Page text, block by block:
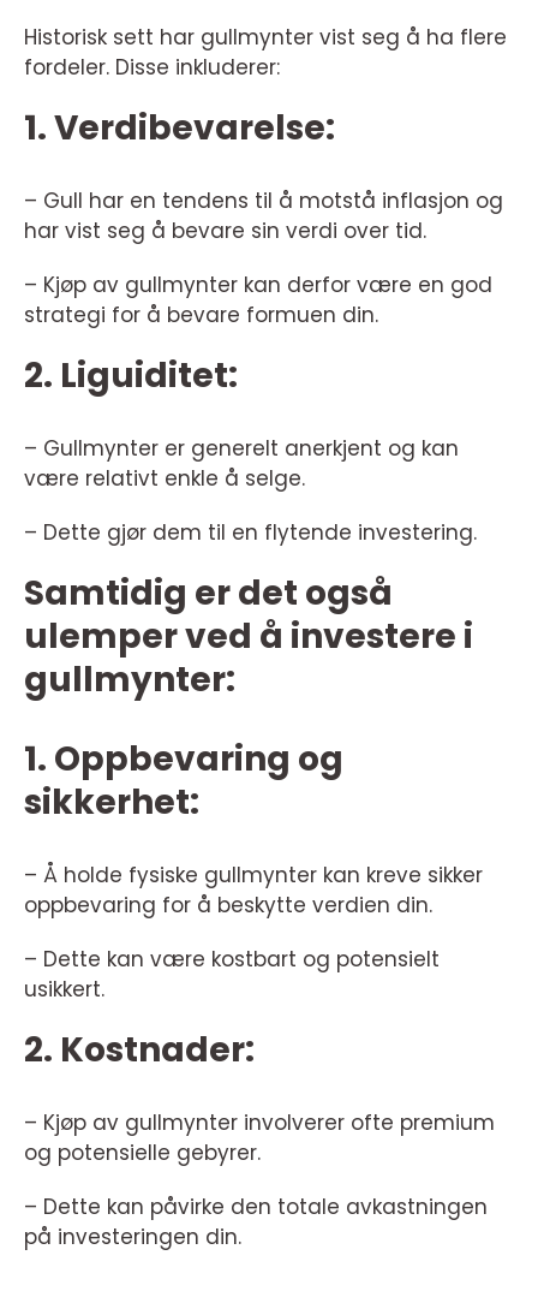
Historisk sett har gullmynter vist seg å ha flere
fordeler. Disse inkluderer:
1. Verdibevarelse:
– Gull har en tendens til å motstå inflasjon og
har vist seg å bevare sin verdi over tid.
– Kjøp av gullmynter kan derfor være en god
strategi for å bevare formuen din.
2. Liguiditet:
– Gullmynter er generelt anerkjent og kan
være relativt enkle å selge.
– Dette gjør dem til en flytende investering.
Samtidig er det også
ulemper ved å investere i
gullmynter:
1. Oppbevaring og
sikkerhet:
– Å holde fysiske gullmynter kan kreve sikker
oppbevaring for å beskytte verdien din.
– Dette kan være kostbart og potensielt
usikkert.
2. Kostnader:
– Kjøp av gullmynter involverer ofte premium
og potensielle gebyrer.
– Dette kan påvirke den totale avkastningen
på investeringen din.